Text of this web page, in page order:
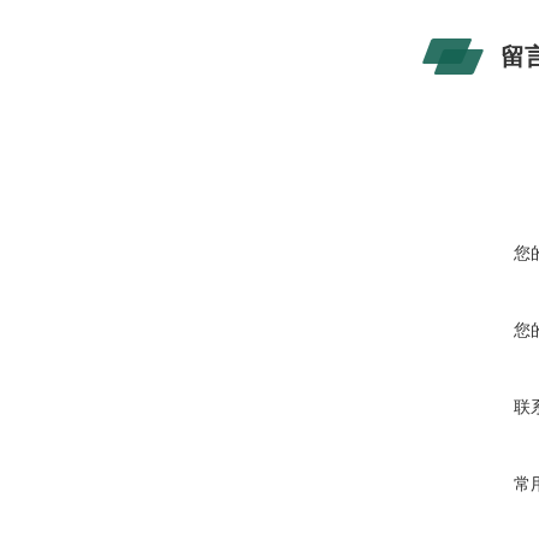
留
您
您
联
常